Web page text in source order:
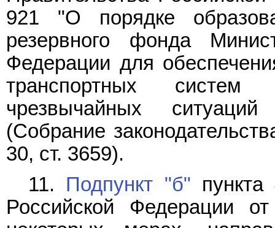
921 "О порядке
резервного фонда
Федерации для
транспортных
чрезвычайных
(Собрание
30, ст. 3659).
11. Подпункт "б"
Российской Федерации